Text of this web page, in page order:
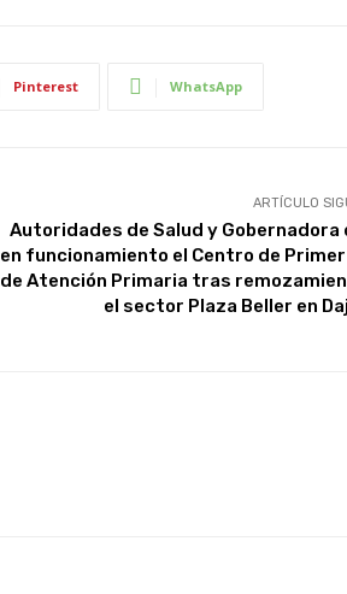
Pinterest WhatsApp
ARTÍCULO
Autoridades de Salud y Gobernadora
en funcionamiento el Centro de Primer
de Atención Primaria tras
el sector Plaza Beller en